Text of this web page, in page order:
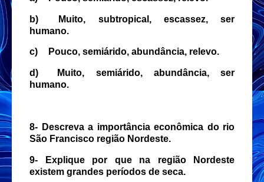
b)
Muito, subtropical, escassez, ser
humano.
c) Pouco, semiárido, abundância, relevo.
d)
Muito, semiárido, abundância, ser
humano.
8- Descreva a importância econômica do rio
São Francisco região Nordeste.
9- Explique por que na região Nordeste
existem grandes períodos de seca.